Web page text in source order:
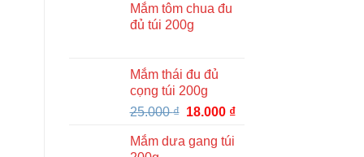
Mắm tôm chua đu
đủ túi 200g
Mắm thái đu đủ
cọng túi 200g
25.000₫ Giá
là:
18.000 ₫Giá
Mắm dưa gang túi